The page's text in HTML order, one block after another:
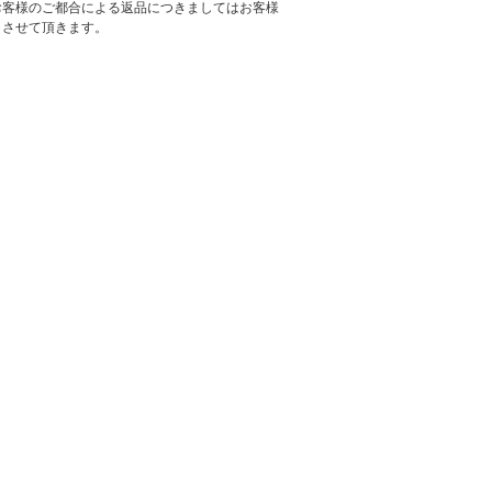
様のご都合による返品につきましてはお客様
せて頂きます。